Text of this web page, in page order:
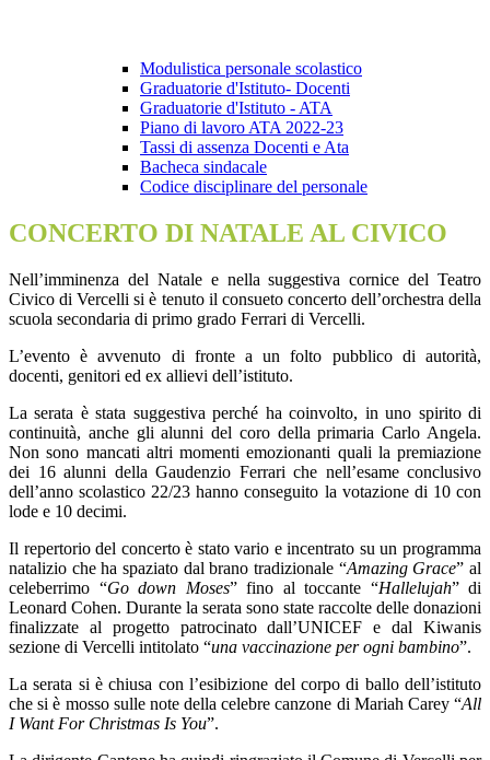
Modulistica personale scolastico
Graduatorie d'Istituto- Docenti
Graduatorie d'Istituto - ATA
Piano di lavoro ATA 2022-23
Tassi di assenza Docenti e Ata
Bacheca sindacale
Codice disciplinare del personale
CONCERTO DI NATALE AL CIVICO
Nell’imminenza del Natale e nella suggestiva cornice del Teatro
Civico di Vercelli si è tenuto il consueto concerto dell’orchestra della
scuola secondaria di primo grado Ferrari di Vercelli.
L’evento è avvenuto di fronte a un folto pubblico di autorità,
docenti, genitori ed ex allievi dell’istituto.
La serata è stata suggestiva perché ha coinvolto, in uno spirito di
continuità, anche gli alunni del coro della primaria Carlo Angela.
Non sono mancati altri momenti emozionanti quali la premiazione
dei 16 alunni della Gaudenzio Ferrari che nell’esame conclusivo
dell’anno scolastico 22/23 hanno conseguito la votazione di 10 con
lode e 10 decimi.
Il repertorio del concerto è stato vario e incentrato su un programma
natalizio che ha spaziato dal brano tradizionale “Amazing Grace” al
celeberrimo “Go down Moses” fino al toccante “Hallelujah” di
Leonard Cohen. Durante la serata sono state raccolte delle donazioni
finalizzate al progetto patrocinato dall’UNICEF e dal Kiwanis
sezione di Vercelli intitolato “una vaccinazione per ogni bambino”.
La serata si è chiusa con l’esibizione del corpo di ballo dell’istituto
che si è mosso sulle note della celebre canzone di Mariah Carey “All
I Want For Christmas Is You”.